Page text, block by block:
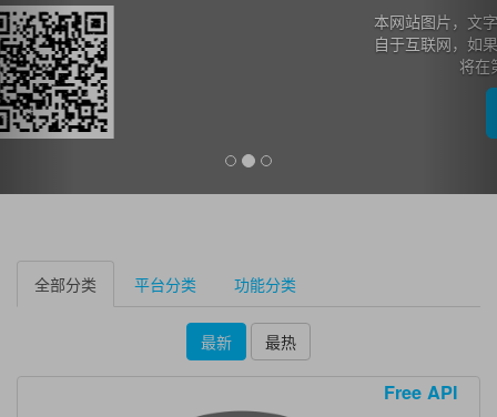
本网站图片，文字，接口信息之类版权申明，皆来
自于互联网，如果侵犯，请及时通知我们，本网站
全部分类 平台分类 功能分类
最新 最热
Free API